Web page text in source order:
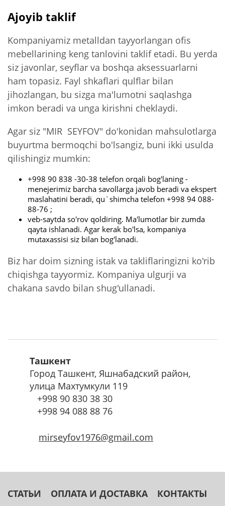
Ajoyib taklif
Kompaniyamiz metalldan tayyorlangan ofis
mebellarining keng tanlovini taklif etadi. Bu yerda
siz javonlar, seyflar va boshqa aksessuarlarni
ham topasiz. Fayl shkaflari qulflar bilan
jihozlangan, bu sizga ma'lumotni saqlashga
imkon beradi va unga kirishni cheklaydi.
Agar siz "MIR SEYFOV" do'konidan mahsulotlarga
buyurtma bermoqchi bo'lsangiz, buni ikki usulda
qilishingiz mumkin:
+998 90 838 -30-38 telefon orqali bog'laning -
menejerimiz barcha savollarga javob beradi va ekspert
maslahatini beradi, qu`shimcha telefon +998 94 088-
88-76 ;
veb-saytda so'rov qoldiring. Ma'lumotlar bir zumda
qayta ishlanadi. Agar kerak bo'lsa, kompaniya
mutaxassisi siz bilan bog'lanadi.
Biz har doim sizning istak va takliflaringizni ko'rib
chiqishga tayyormiz. Kompaniya ulgurji va
chakana savdo bilan shug'ullanadi.
Ташкент
Город Ташкент, Яшнабадский район,
улица Махтумкули 119
+998 90 830 38 30
+998 94 088 88 76
mirseyfov1976@gmail.com
СТАТЬИ ОПЛАТА И ДОСТАВКА КОНТАКТЫ